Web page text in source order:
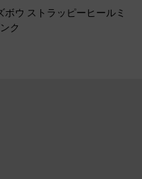
ボウ ストラッピーヒールミ
ク